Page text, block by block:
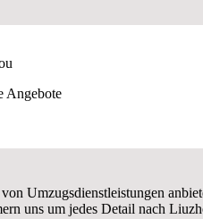
Angebote
Umzugsdienstleistungen
uns um jedes Detail nach